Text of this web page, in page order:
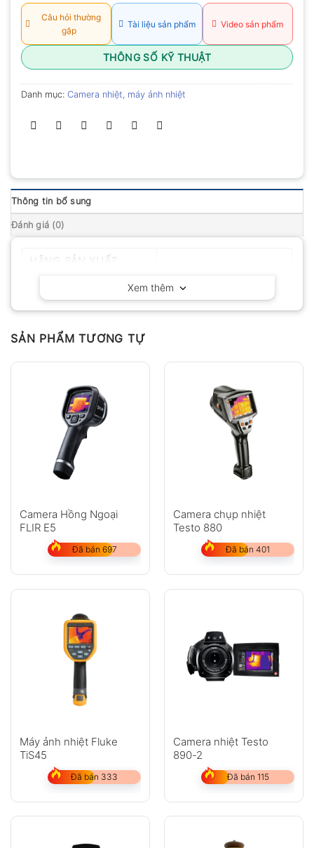
Câu hỏi thường
gặp
Tài liệu sản phẩm Video sản phẩm
THÔNG SỐ KỸ THUẬT
Danh mục: Camera nhiệt, máy ảnh nhiệt
Thông tin bổ sung
Đánh giá (0)
Xem thêm
SẢN PHẨM TƯƠNG TỰ
Camera Hồng Ngoại
FLIR E5
Đã bán 697
Camera chụp nhiệt
Testo 880
Đã bán 401
Máy ảnh nhiệt Fluke
TiS45
Đã bán 333
Camera nhiệt Testo
890-2
Đã bán 115